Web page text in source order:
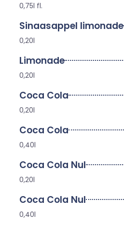
0,75l fl.
Sinaasappel limonade
0,20l
Limonade
0,20l
Coca Cola
0,20l
Coca Cola
0,40l
Coca Cola Nul
0,20l
Coca Cola Nul
0,40l